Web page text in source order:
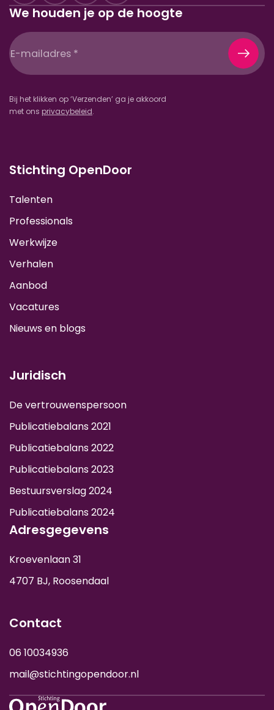
We houden je op de hoogte
E-
mailadres
Bij het klikken op ‘Verzenden’ ga je akkoord
met ons privacybeleid.
Stichting OpenDoor
Talenten
Professionals
Werkwijze
Verhalen
Aanbod
Vacatures
Nieuws en blogs
Juridisch
De vertrouwenspersoon
Publicatiebalans 2021
Publicatiebalans 2022
Publicatiebalans 2023
Bestuursverslag 2024
Publicatiebalans 2024
Adresgegevens
Kroevenlaan 31
4707 BJ, Roosendaal
Contact
06 10034936
mail@stichtingopendoor.nl